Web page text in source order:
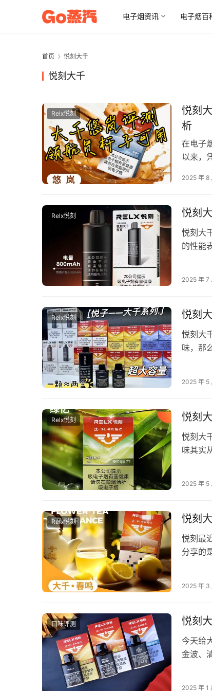
电子烟资讯 电子烟百
首页 悦刻大千
悦刻大千
Relx悦刻
悦刻
析
在电子
以来，
2025 年 8
Relx悦刻 悦刻
悦刻大
的性能
2025 年 7
Relx悦刻 悦刻
悦刻大
味，那
2025 年 5
Relx悦刻 悦刻
悦刻大
味其实
2025 年 5
Relx悦刻 悦刻
悦刻最
分享的
2025 年 3
口味评测 悦刻
今天给
金波、
2025 年 1